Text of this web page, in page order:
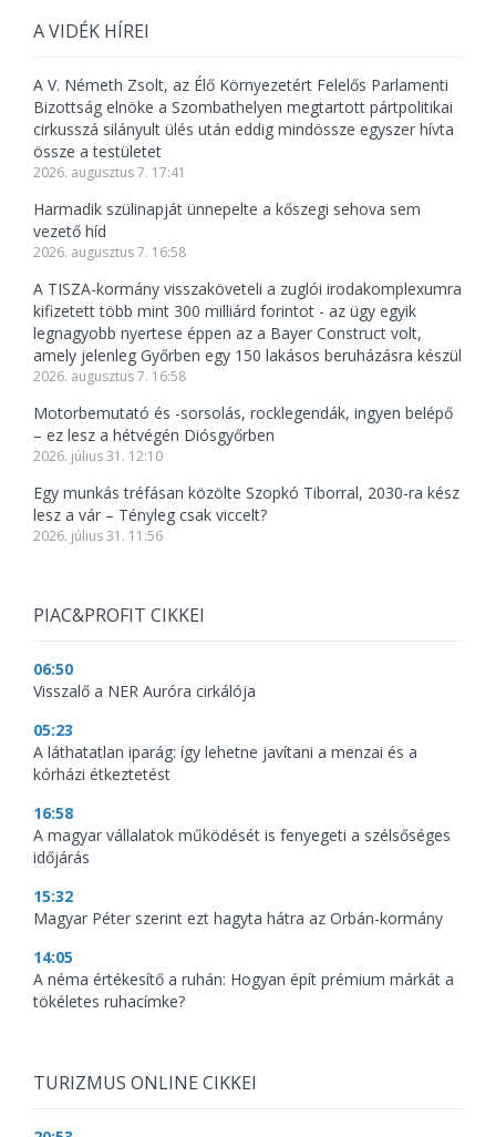
A VIDÉK HÍREI
A V. Németh Zsolt, az Élő Környezetért Felelős Parlamenti
Bizottság elnöke a Szombathelyen megtartott pártpolitikai
cirkusszá silányult ülés után eddig mindössze egyszer hívta
össze a testületet
2026. augusztus 7. 17:41
Harmadik szülinapját ünnepelte a kőszegi sehova sem
vezető híd
2026. augusztus 7. 16:58
A TISZA-kormány visszaköveteli a zuglói irodakomplexumra
kifizetett több mint 300 milliárd forintot - az ügy egyik
legnagyobb nyertese éppen az a Bayer Construct volt,
amely jelenleg Győrben egy 150 lakásos beruházásra készül
2026. augusztus 7. 16:58
Motorbemutató és -sorsolás, rocklegendák, ingyen belépő
– ez lesz a hétvégén Diósgyőrben
2026. július 31. 12:10
Egy munkás tréfásan közölte Szopkó Tiborral, 2030-ra kész
lesz a vár – Tényleg csak viccelt?
2026. július 31. 11:56
PIAC&PROFIT CIKKEI
06:50
Visszalő a NER Auróra cirkálója
05:23
A láthatatlan iparág: így lehetne javítani a menzai és a
kórházi étkeztetést
16:58
A magyar vállalatok működését is fenyegeti a szélsőséges
időjárás
15:32
Magyar Péter szerint ezt hagyta hátra az Orbán-kormány
14:05
A néma értékesítő a ruhán: Hogyan épít prémium márkát a
tökéletes ruhacímke?
TURIZMUS ONLINE CIKKEI